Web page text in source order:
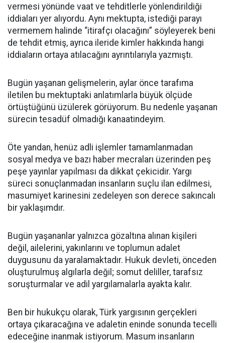
vermesi yönünde vaat ve tehditlerle yönlendirildiği
iddiaları yer alıyordu. Aynı mektupta, istediği parayı
vermemem halinde “itirafçı olacağını” söyleyerek beni
de tehdit etmiş, ayrıca ileride kimler hakkında hangi
iddiaların ortaya atılacağını ayrıntılarıyla yazmıştı.
Bugün yaşanan gelişmelerin, aylar önce tarafıma
iletilen bu mektuptaki anlatımlarla büyük ölçüde
örtüştüğünü üzülerek görüyorum. Bu nedenle yaşanan
sürecin tesadüf olmadığı kanaatindeyim.
Öte yandan, henüz adli işlemler tamamlanmadan
sosyal medya ve bazı haber mecraları üzerinden peş
peşe yayınlar yapılması da dikkat çekicidir. Yargı
süreci sonuçlanmadan insanların suçlu ilan edilmesi,
masumiyet karinesini zedeleyen son derece sakıncalı
bir yaklaşımdır.
Bugün yaşananlar yalnızca gözaltına alınan kişileri
değil, ailelerini, yakınlarını ve toplumun adalet
duygusunu da yaralamaktadır. Hukuk devleti, önceden
oluşturulmuş algılarla değil; somut deliller, tarafsız
soruşturmalar ve adil yargılamalarla ayakta kalır.
Ben bir hukukçu olarak, Türk yargısının gerçekleri
ortaya çıkaracağına ve adaletin eninde sonunda tecelli
edeceğine inanmak istiyorum. Masum insanların